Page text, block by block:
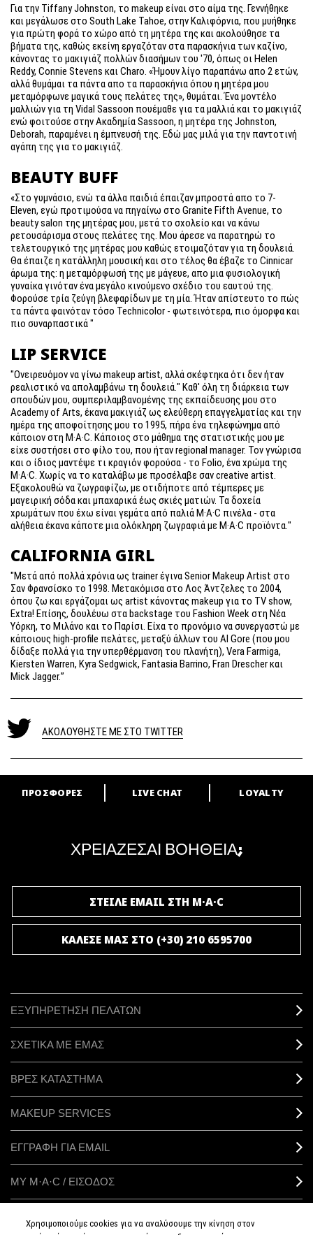
Για την Tiffany Johnston, το makeup είναι στο αίμα της. Γεννήθηκε
και μεγάλωσε στο South Lake Tahoe, στην Καλιφόρνια, που μυήθηκε
για πρώτη φορά το χώρο από τη μητέρα της και ακολούθησε τα
βήματα της, καθώς εκείνη εργαζόταν στα παρασκήνια των καζίνο,
κάνοντας το μακιγιάζ πολλών διασήμων του '70, όπως οι Helen
Reddy, Connie Stevens και Charo. «Ήμουν λίγο παραπάνω απο 2 ετών,
αλλά θυμάμαι τα πάντα απο τα παρασκήνια όπου η μητέρα μου
μεταμόρφωνε μαγικά τους πελάτες της», θυμάται. Ένα μοντέλο
μαλλιών για τη Vidal Sassoon πουέμαθε για τα μαλλιά και το μακιγιάζ
ενώ φοιτούσε στην Ακαδημία Sassoon, η μητέρα της Johnston,
Deborah, παραμένει η έμπνευσή της. Εδώ μας μιλά για την παντοτινή
αγάπη της για το μακιγιάζ.
BEAUTY BUFF
«Στο γυμνάσιο, ενώ τα άλλα παιδιά έπαιζαν μπροστά απο το 7-
Eleven, εγώ προτιμούσα να πηγαίνω στο Granite Fifth Avenue, το
beauty salon της μητέρας μου, μετά το σχολείο και να κάνω
ρετουσάρισμα στους πελάτες της. Μου άρεσε να παρατηρώ το
τελετουργικό της μητέρας μου καθώς ετοιμαζόταν για τη δουλειά.
Θα έπαιζε η κατάλληλη μουσική και στο τέλος θα έβαζε το Cinnicar
άρωμα της: η μεταμόρφωσή της με μάγευε, απο μια φυσιολογική
γυναίκα γινόταν ένα μεγάλο κινούμενο σχέδιο του εαυτού της.
Φορούσε τρία ζεύγη βλεφαρίδων με τη μία. Ήταν απίστευτο το πώς
τα πάντα φαινόταν τόσο Technicolor - φωτεινότερα, πιο όμορφα και
πιο συναρπαστικά "
LIP SERVICE
"Ονειρευόμον να γίνω makeup artist, αλλά σκέφτηκα ότι δεν ήταν
ρεαλιστικό να απoλαμβάνω τη δουλειά." Καθ' όλη τη διάρκεια των
σπουδών μου, συμπεριλαμβανομένης της εκπαίδευσης μου στο
Academy of Arts, έκανα μακιγιάζ ως ελεύθερη επαγγελματίας και την
ημέρα της αποφοίτησης μου το 1995, πήρα ένα τηλεφώνημα από
κάποιον στη M·A·C. Κάποιος στο μάθημα της στατιστικής μου με
είχε συστήσει στο φίλο του, που ήταν regional manager. Τον γνώρισα
και ο ίδιος μαντέψε τι κραγιόν φορούσα - το Folio, ένα χρώμα της
M·A·C. Χωρίς να το καταλάβω με προσέλαβε σαν creative artist.
Εξακολουθώ να ζωγραφίζω, με οτιδήποτε από τέμπερες με
μαγειρική σόδα και μπαχαρικά έως σκιές ματιών. Τα δοχεία
χρωμάτων που έχω είναι γεμάτα από παλιά M·A·C πινέλα - στα
αλήθεια έκανα κάποτε μια ολόκληρη ζωγραφιά με M·A·C προϊόντα."
CALIFORNIA GIRL
"Μετά από πολλά χρόνια ως trainer έγινα Senior Makeup Artist στο
Σαν Φρανσίσκο το 1998. Μετακόμισα στο Λος Άντζελες το 2004,
όπου ζω και εργάζομαι ως artist κάνοντας makeup για το TV show,
Extra! Επίσης, δουλέυω στα backstage του Fashion Week στη Νέα
Υόρκη, το Μιλάνο και το Παρίσι. Είχα το προνόμιο να συνεργαστώ με
κάποιους high-profile πελάτες, μεταξύ άλλων του Al Gore (που μου
δίδαξε πολλά για την υπερθέρμανση του πλανήτη), Vera Farmiga,
Kiersten Warren, Kyra Sedgwick, Fantasia Barrino, Fran Drescher και
Mick Jagger.”
ΑΚΟΛΟΥΘΗΣΤΕ ΜΕ ΣΤΟ TWITTER
ARE YOU A M·A·C LOVER?
ΠΡΟΣΦΟΡΕΣ LIVE CHAT LOYALTY
ΧΡΕΙΑΖΕΣΑΙ ΒΟΗΘΕΙΑ;
ΣΤΕΙΛΕ EMAIL ΣΤΗ M·A·C
ΚΑΛΕΣΕ ΜΑΣ ΣΤΟ (+30) 210 6595700
ΕΞΥΠΗΡΕΤΗΣΗ ΠΕΛΑΤΩΝ
ΣΧΕΤΙΚΑ ΜΕ ΕΜΑΣ
ΒΡΕΣ ΚΑΤΑΣΤΗΜΑ
MAKEUP SERVICES
ΕΓΓΡΑΦΗ ΓΙΑ EMAIL
ΜΥ M·A·C / ΕΙΣΟΔΟΣ
Χρησιμοποιούμε cookies για να αναλύσουμε την κίνηση στον